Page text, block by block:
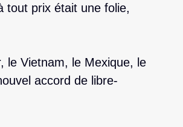
tout prix était une folie,
le Vietnam, le Mexique, le
accord de libre-